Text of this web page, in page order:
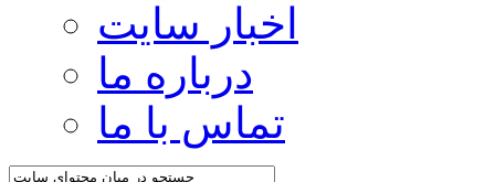
اخبار سایت
درباره ما
تماس با ما